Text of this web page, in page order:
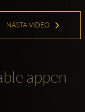
NÄSTA VIDEO
appen